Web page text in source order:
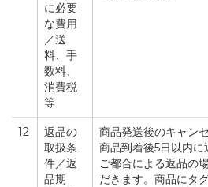
に必要
な費用
／送
料、手
数料、
消費税
等
12
返品の
取扱条
件／返
品期
商品発送後のキャン
商品到着後5日以内
ご都合による返品の
だきます。商品にタ